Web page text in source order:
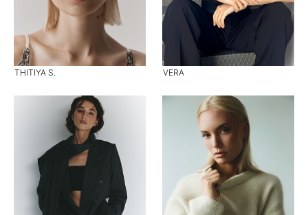
THITIYA S. VERA